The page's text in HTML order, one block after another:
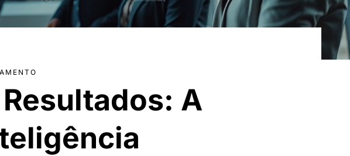
A